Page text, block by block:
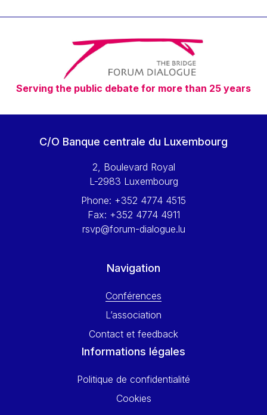
Timothy Radcliffe
Vaclav Klaus
Vassilios Skouris
Vítor Manuel da Silva Caldeira
Viviane Reding
Walter Hagg
Wolfgang Ketterle
Yossi Beillin
Yves FRANCHET
Serving the public debate for more than 25 years
C/O Banque centrale du Luxembourg
2, Boulevard Royal
L-2983 Luxembourg
Phone: +352 4774 4515
Fax: +352 4774 4911
rsvp@forum-dialogue.lu
Navigation
Conférences
L’association
Contact et feedback
Informations légales
Politique de confidentialité
Cookies